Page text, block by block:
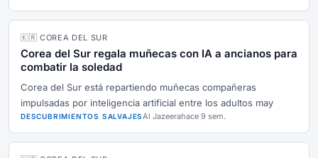
🇰🇷 COREA DEL SUR
Corea del Sur regala muñecas con IA a ancianos para
combatir la soledad
Corea del Sur está repartiendo muñecas compañeras
impulsadas por inteligencia artificial entre los adultos may
DESCUBRIMIENTOS SALVAJESAl Jazeerahace 9 sem.